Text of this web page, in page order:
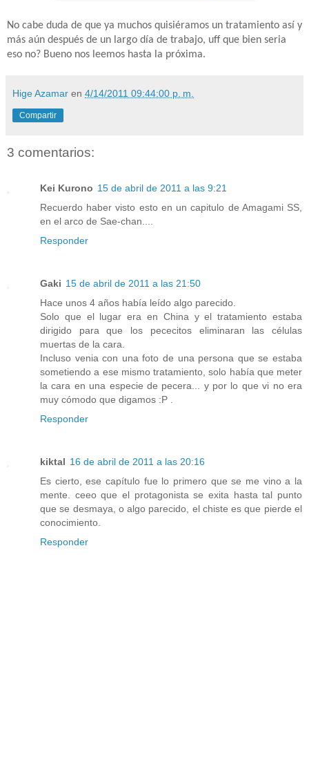
No cabe duda de que ya muchos quisiéramos un tratamiento así y
más aún después de un largo día de trabajo, uff que bien seria
eso no? Bueno nos leemos hasta la próxima.
Hige Azamar en 4/14/2011 09:44:00 p. m.
Compartir
3 comentarios:
Kei Kurono 15 de abril de 2011 a las 9:21
Recuerdo haber visto esto en un capitulo de Amagami SS,
en el arco de Sae-chan....
Responder
Gaki 15 de abril de 2011 a las 21:50
Hace unos 4 años había leído algo parecido.
Solo que el lugar era en China y el tratamiento estaba
dirigido para que los pececitos eliminaran las células
muertas de la cara.
Incluso venia con una foto de una persona que se estaba
sometiendo a ese mismo tratamiento, solo había que meter
la cara en una especie de pecera... y por lo que vi no era
muy cómodo que digamos :P .
Responder
kiktal 16 de abril de 2011 a las 20:16
Es cierto, ese capítulo fue lo primero que se me vino a la
mente. ceeo que el protagonista se exita hasta tal punto
que se desmaya, o algo parecido, el chiste es que pierde el
conocimiento.
Responder